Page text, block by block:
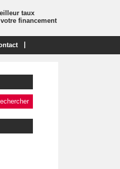
taux
financement